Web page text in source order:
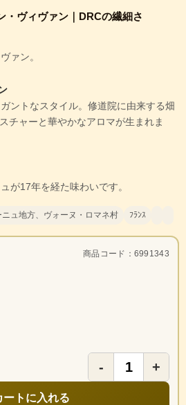
・ヴィヴァン｜DRCの繊細さ
ァン。
ントなスタイル。修道院に由来する畑
チャーと華やかなアロマが生まれま
が17年を経た味わいです。
ュ地方、ヴォーヌ・ロマネ村 ﾌﾗﾝｽ
商品コード：6991343
- +
ートに入れる